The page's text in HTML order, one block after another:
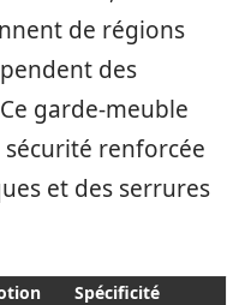
de régions
des
garde-meuble
renforcée
et des serrures
Spécificité